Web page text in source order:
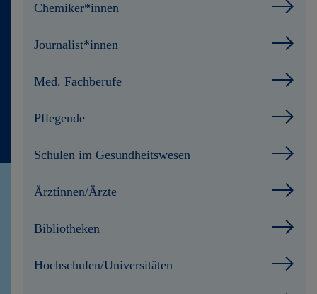
Chemiker*innen
Journalist*innen
Med. Fachberufe
Pflegende
Schulen im Gesundheitswesen
Ärztinnen/Ärzte
Bibliotheken
Hochschulen/Universitäten